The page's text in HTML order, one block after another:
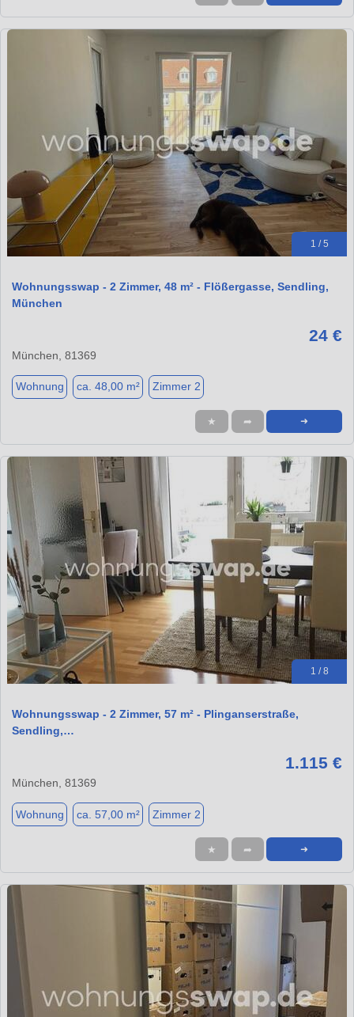
1 / 5
Wohnungsswap - 2 Zimmer, 48 m² - Flößergasse, Sendling,
München
24 €
München, 81369
Wohnung ca. 48,00 m² Zimmer 2
★ ➦ ➜
1 / 8
Wohnungsswap - 2 Zimmer, 57 m² - Plinganserstraße,
Sendling,…
1.115 €
München, 81369
Wohnung ca. 57,00 m² Zimmer 2
★ ➦ ➜